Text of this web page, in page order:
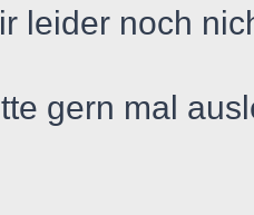
leider noch
gern mal